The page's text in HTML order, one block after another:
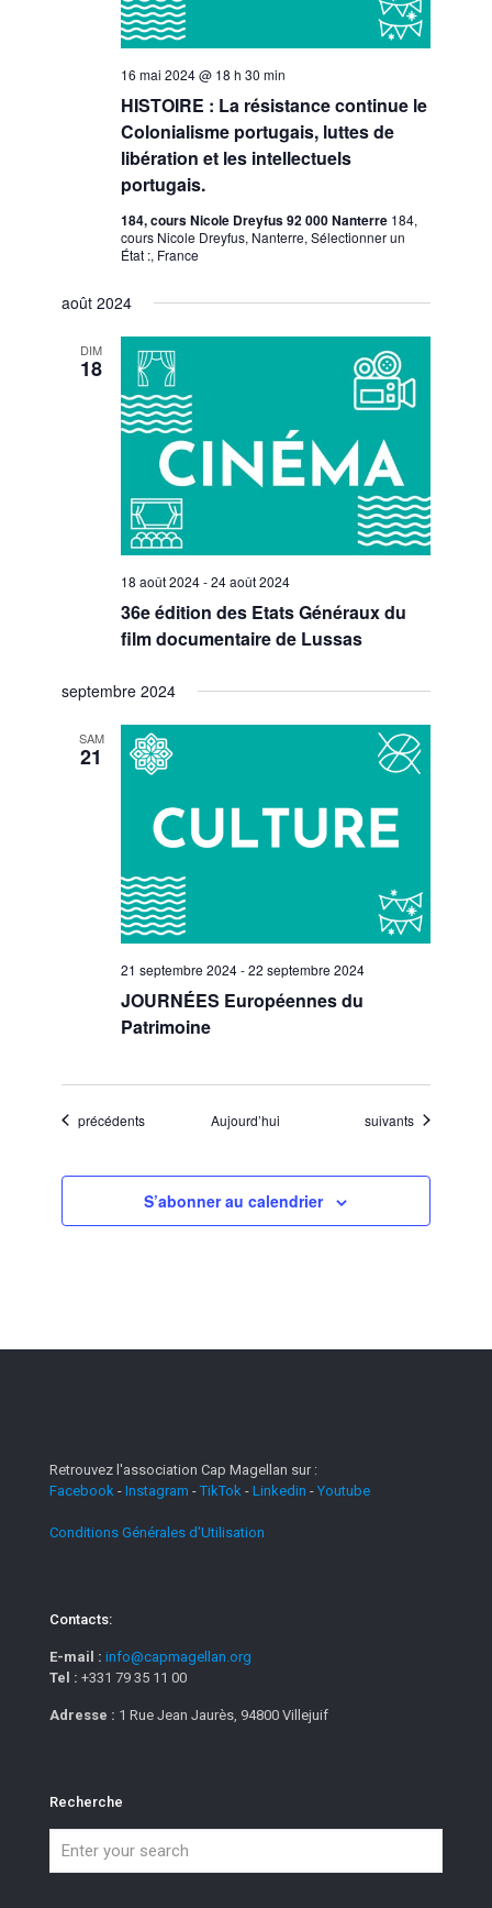
HISTOIRE : La résistance continue le
Colonialisme portugais, luttes de
libération et les intellectuels
portugais.
16 mai 2024 @ 18 h 30 min
184, cours Nicole Dreyfus 92 000 Nanterre 184,
cours Nicole Dreyfus, Nanterre, Sélectionner un
État :, France
août 2024
DIM
18
36e édition des Etats Généraux du
film documentaire de Lussas
18 août 2024-24 août 2024
septembre 2024
SAM
21
JOURNÉES Européennes du
Patrimoine
21 septembre 2024-22 septembre 2024
Évènements
précédents Aujourd’hui Évènements
suivants
S’abonner au calendrier
Retrouvez l'association Cap Magellan sur :
Facebook - Instagram -TikTok - Linkedin - Youtube
Conditions Générales d'Utilisation
Contacts:
E-mail : info@capmagellan.org
Tel : +331 79 35 11 00
Adresse : 1 Rue Jean Jaurès, 94800 Villejuif
Recherche